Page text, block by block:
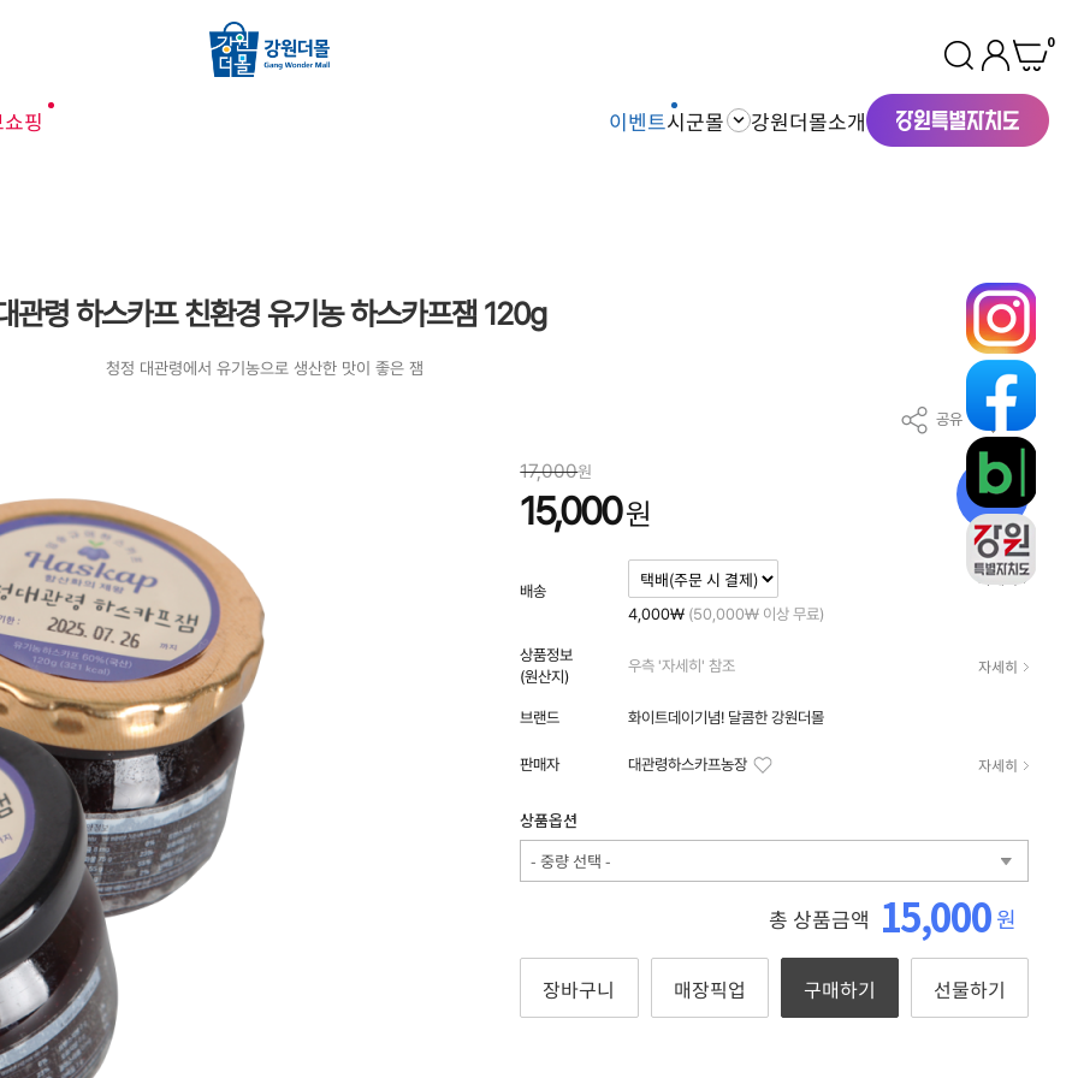
0
핑 이벤트시군몰 강원더몰소개
관령 하스카프 친환경 유기농 하스카프잼 120g
청정 대관령에서 유기농으로 생산한 맛이 좋은 잼
공유
12 %
17,000원
15,000원
배송
자세히
4,000₩ (50,000₩ 이상 무료)
상품정보
(원산지)
우측 '자세히' 참조 자세히
브랜드 화이트데이기념! 달콤한 강원더몰
판매자 대관령하스카프농장 자세히
상품옵션
- 중량 선택 -
총 상품금액 15,000원
장바구니 매장픽업 구매하기 선물하기